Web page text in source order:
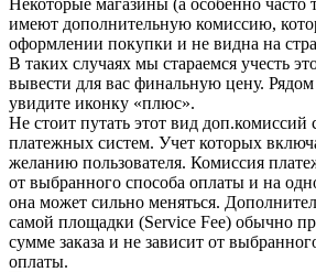
имеют дополнительную комиссию,
оформлении покупки и не видна на
В таких случаях мы стараемся учесть
вывести для вас финальную цену.
увидите иконку «плюс».
Не стоит путать этот вид доп.комиссий
платежных систем. Учет которых
желанию пользователя. Комиссия
от выбранного способа оплаты и на
она может сильно меняться.
самой площадки (Service Fee) обычно
сумме заказа и не зависит от
оплаты.